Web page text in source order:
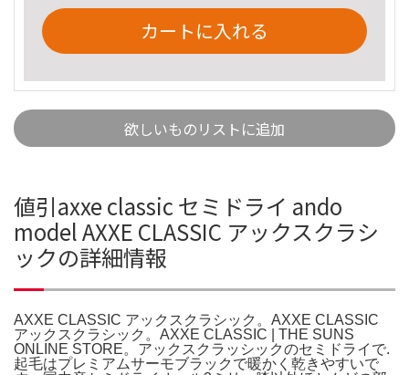
カートに入れる
欲しいものリストに追加
値引axxe classic セミドライ ando
model AXXE CLASSIC アックスクラシ
ックの詳細情報
AXXE CLASSIC アックスクラシック。AXXE CLASSIC
アックスクラシック。AXXE CLASSIC | THE SUNS
ONLINE STORE。アックスクラッシックのセミドライで.
起毛はプレミアムサーモブラックで暖かく乾きやすいで